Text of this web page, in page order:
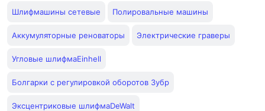
Шлифмашины сетевые Полировальные машины
Аккумуляторные реноваторы Электрические граверы
Угловые шлифмаEinhell
Болгарки с регулировкой оборотов Зубр
Эксцентриковые шлифмаDeWalt